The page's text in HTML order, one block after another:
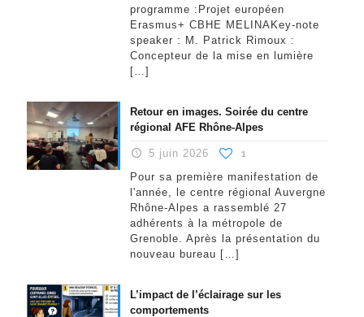
programme :Projet européen
Erasmus+ CBHE MELINAKey-note
speaker : M. Patrick Rimoux :
Concepteur de la mise en lumière
[…]
Retour en images. Soirée du centre
régional AFE Rhône-Alpes
5 juin 2026 1
Pour sa première manifestation de
l'année, le centre régional Auvergne
Rhône-Alpes a rassemblé 27
adhérents à la métropole de
Grenoble. Après la présentation du
nouveau bureau […]
L’impact de l’éclairage sur les
comportements